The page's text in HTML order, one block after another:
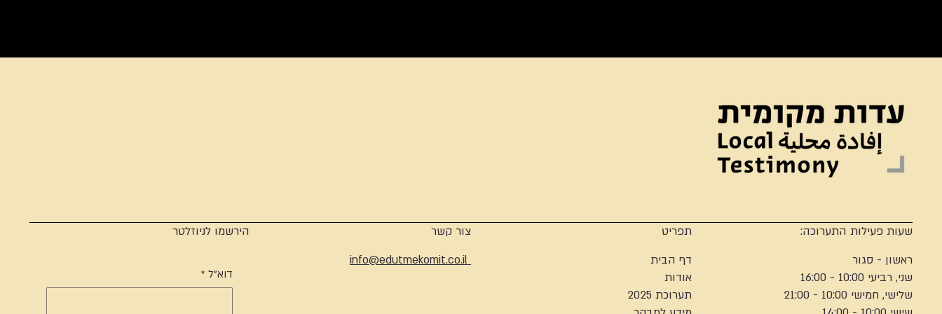
שעות פעילות התערוכה:
ראשון - סגור
שני, רביעי 10:00 - 16:00
שלישי, חמישי 10:00 - 21:00
תפריט
דף הבית
אודות
תערוכת 2025
צור קשר
info@edutmekomit.co.il
הירשמו לניוזלטר
דוא"ל *